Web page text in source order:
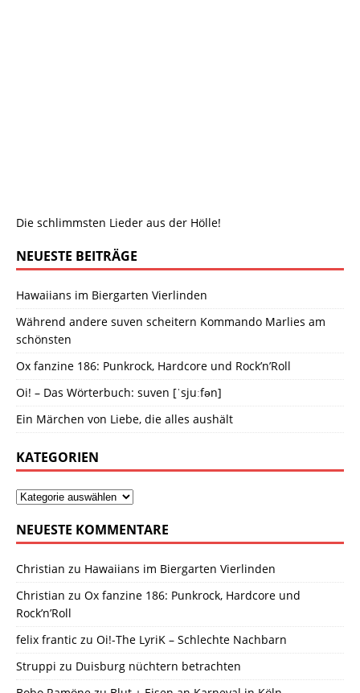
Die schlimmsten Lieder aus der Hölle!
NEUESTE BEITRÄGE
Hawaiians im Biergarten Vierlinden
Während andere suven scheitern Kommando Marlies am
schönsten
Ox fanzine 186: Punkrock, Hardcore und Rock’n’Roll
Oi! – Das Wörterbuch: suven [ˈsjuːfən]
Ein Märchen von Liebe, die alles aushält
KATEGORIEN
NEUESTE KOMMENTARE
Christian zu Hawaiians im Biergarten Vierlinden
Christian zu Ox fanzine 186: Punkrock, Hardcore und
Rock’n’Roll
felix frantic zu Oi!-The LyriK – Schlechte Nachbarn
Struppi zu Duisburg nüchtern betrachten